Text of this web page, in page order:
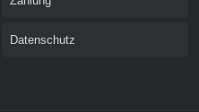
Datenschutz